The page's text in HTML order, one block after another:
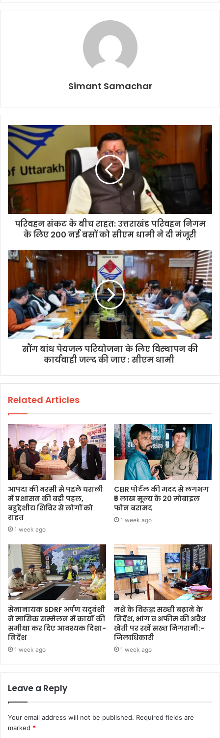
Simant Samachar
परिवहन संकट के बीच राहत: उत्तराखंड परिवहन निगम
के लिए 200 नई बसों को सीएम धामी ने दी मंजूरी
सौंग बांध पेयजल परियोजना के लिए विस्थापन की
कार्यवाही जल्द की जाए : सीएम धामी
Related Articles
आपदा की बरसी से पहले धराली
में प्रशासन की बड़ी पहल,
बहुद्देशीय शिविर से लोगों को
राहत
1 week ago
CEIR पोर्टल की मदद से लगभग
₹5 लाख मूल्य के 20 मोबाइल
फोन बरामद
1 week ago
सेनानायक SDRF अर्पण यदुवंशी
ने मासिक सम्मेलन में कार्यों की
समीक्षा कर दिए आवश्यक दिशा-
निर्देश
1 week ago
नशे के विरुद्ध सख्ती बढ़ाने के
निर्देश, भांग व अफीम की अवैध
खेती पर रखें सख्त निगरानी:-
जिलाधिकारी
1 week ago
Leave a Reply
Your email address will not be published. Required fields are
marked *